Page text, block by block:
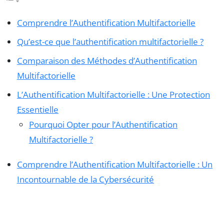
Comprendre l’Authentification Multifactorielle
Qu’est-ce que l’authentification multifactorielle ?
Comparaison des Méthodes d’Authentification
Multifactorielle
L’Authentification Multifactorielle : Une Protection
Essentielle
Pourquoi Opter pour l’Authentification
Multifactorielle ?
Comprendre l’Authentification Multifactorielle : Un
Incontournable de la Cybersécurité